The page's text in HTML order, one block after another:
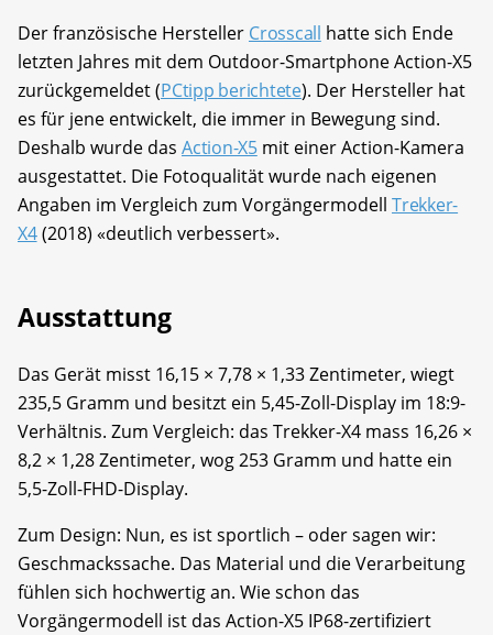
Der französische Hersteller Crosscall hatte sich Ende
letzten Jahres mit dem Outdoor-Smartphone Action-X5
zurückgemeldet (PCtipp berichtete). Der Hersteller hat
es für jene entwickelt, die immer in Bewegung sind.
Deshalb wurde das Action-X5mit einer Action-Kamera
ausgestattet. Die Fotoqualität wurde nach eigenen
Angaben im Vergleich zum Vorgängermodell Trekker-
X4(2018) «deutlich verbessert».
Ausstattung
Das Gerät misst 16,15 × 7,78 × 1,33 Zentimeter, wiegt
235,5 Gramm und besitzt ein 5,45-Zoll-Display im 18:9-
Verhältnis. Zum Vergleich: das Trekker-X4 mass 16,26 ×
8,2 × 1,28 Zentimeter, wog 253 Gramm und hatte ein
5,5-Zoll-FHD-Display.
Zum Design: Nun, es ist sportlich – oder sagen wir:
Geschmackssache. Das Material und die Verarbeitung
fühlen sich hochwertig an. Wie schon das
Vorgängermodell ist das Action-X5 IP68-zertifiziert